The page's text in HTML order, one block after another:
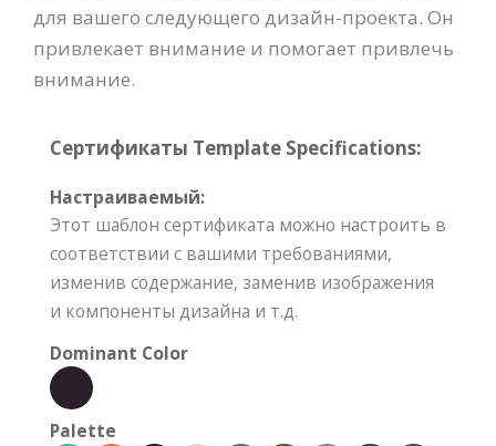
для вашего следующего дизайн-проекта. Он
привлекает внимание и помогает привлечь
внимание.
Сертификаты Template Specifications:
Настраиваемый:
Этот шаблон сертификата можно настроить в
соответствии с вашими требованиями,
изменив содержание, заменив изображения
и компоненты дизайна и т.д.
Dominant Color
Palette